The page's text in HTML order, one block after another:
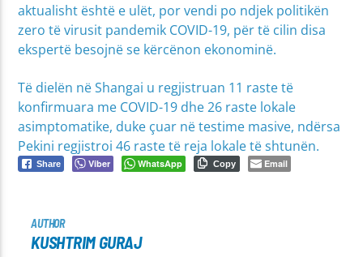
aktualisht është e ulët, por vendi po ndjek politikën
zero të virusit pandemik COVID-19, për të cilin disa
ekspertë besojnë se kërcënon ekonominë.
Të dielën në Shangai u regjistruan 11 raste të
konfirmuara me COVID-19 dhe 26 raste lokale
asimptomatike, duke çuar në testime masive, ndërsa
Pekini regjistroi 46 raste të reja lokale të shtunën.
Share Viber WhatsApp Copy Email
AUTHOR
KUSHTRIM GURAJ